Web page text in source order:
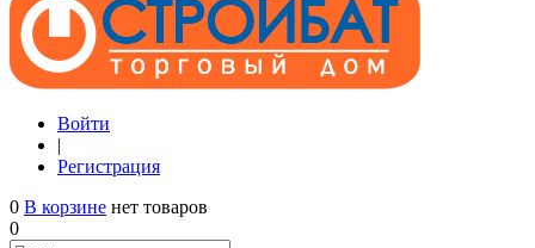
Войти
|
Регистрация
0 В корзине нет товаров
0